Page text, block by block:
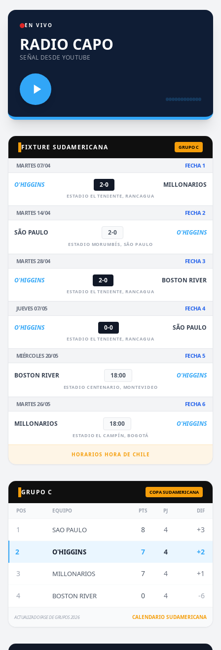
EN VIVO
RADIO CAPO
SEÑAL DESDE YOUTUBE
FIXTURE SUDAMERICANA GRUPO C
MARTES 07/04 FECHA 1
O'HIGGINS 2-0 MILLONARIOS
ESTADIO EL TENIENTE, RANCAGUA
MARTES 14/04 FECHA 2
SÃO PAULO 2-0 O'HIGGINS
ESTADIO MORUMBÍS, SÃO PAULO
MARTES 28/04 FECHA 3
O'HIGGINS 2-0 BOSTON RIVER
ESTADIO EL TENIENTE, RANCAGUA
JUEVES 07/05 FECHA 4
O'HIGGINS 0-0 SÃO PAULO
ESTADIO EL TENIENTE, RANCAGUA
MIÉRCOLES 20/05 FECHA 5
BOSTON RIVER 18:00 O'HIGGINS
ESTADIO CENTENARIO, MONTEVIDEO
MARTES 26/05 FECHA 6
MILLONARIOS 18:00 O'HIGGINS
ESTADIO EL CAMPÍN, BOGOTÁ
HORARIOS HORA DE CHILE
GRUPO C COPA SUDAMERICANA
POS EQUIPO PTS PJ DIF
1 SAO PAULO 8 4 +3
2 O'HIGGINS 7 4 +2
3 MILLONARIOS 7 4 +1
4 BOSTON RIVER 0 4 -6
ACTUALIZADO FASE DE GRUPOS 2026 CALENDARIO SUDAMERICANA